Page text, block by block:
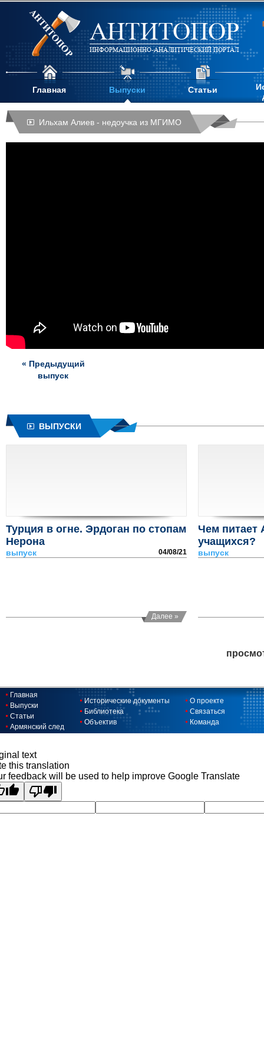
АНТИТОПОР
ИНФОРМАЦИОННО-АНАЛИТИЧЕСКИЙ ПОРТАЛ
Главная Выпуски Статьи
Ильхам Алиев - недоучка из МГИМО
« Предыдущий
выпуск
ВЫПУСКИ
Турция в огне. Эрдоган по стопам
Нерона
выпуск 04/08/21
Далее »
Чем питает
учащихся?
выпуск
Главная
Выпуски
Статьи
Армянский след
Исторические документы
Библиотека
Объектив
О проекте
Связаться
Команда
text
this translation
feedback will be used to help improve Google Translate